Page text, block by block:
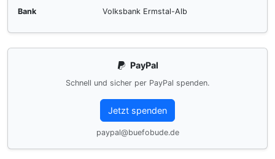
Bank
Volksbank Ermstal-Alb
PayPal
Schnell und sicher per PayPal spenden.
Jetzt spenden
paypal@buefobude.de